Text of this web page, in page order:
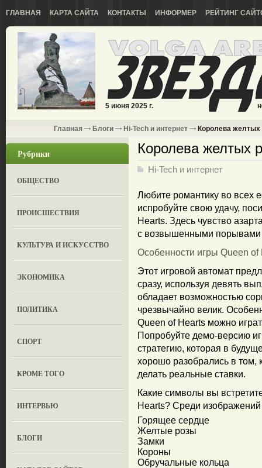
ГЛАВНАЯ КАРТА САЙТА КОНТАКТЫ ИНФОРМЕР РЕЙТИНГ
5 июня 2025 г.
Главная Блоги Hi-Tech и интернет Королева желтых
Рубрики
ОБЩЕСТВО
ПРОИСШЕСТВИЯ
КУЛЬТУРА И ИСКУССТВО
ЭКОНОМИКА
ПОЛИТИКА
СПОРТ
КРОМЕ ТОГО
ИНТЕРВЬЮ
БЛОГИ
Королева желтых
Hi-Tech и интернет
Любите романтику во всех
испробуйте свою удачу,
Hearts. Здесь чувство
с возвышенными порывами
Особенности игры Queen of
Этот игровой автомат
сразу, используя девять
обладает возможностью
чрезвычайно велик.
Queen of Hearts можно
Попробуйте демо-версию
стратегию, которая в
хорошо разобрались в том,
делать реальные ставки.
Какие символы вы
Hearts? Среди
Горящее сердце
Желтые розы
Замки
Короны
Обручальные кольца